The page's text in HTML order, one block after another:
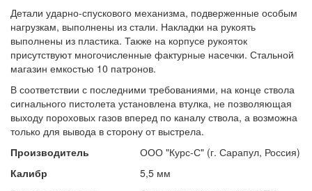
Детали ударно-спускового механизма, подверженные особым
нагрузкам, выполнены из стали. Накладки на рукоять
выполнены из пластика. Также на корпусе рукояток
присутствуют многочисленные фактурные насечки. Стальной
магазин емкостью 10 патронов.
В соответствии с последними требованиями, на конце ствола
сигнального пистолета установлена втулка, не позволяющая
выходу пороховых газов вперед по каналу ствола, а возможна
только для вывода в сторону от выстрела.
Производитель
ООО "Курс-С" (г. Сарапул, Россия)
Калибр
5,5 мм